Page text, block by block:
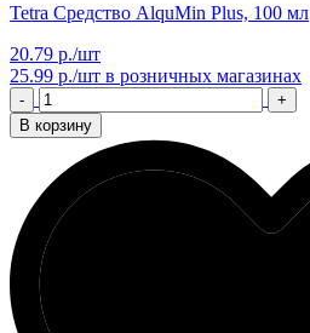
Tetra Средство AlquMin Plus, 100 мл
20.79 р./шт
25.99 р./шт в розничных магазинах
-
+
В корзину